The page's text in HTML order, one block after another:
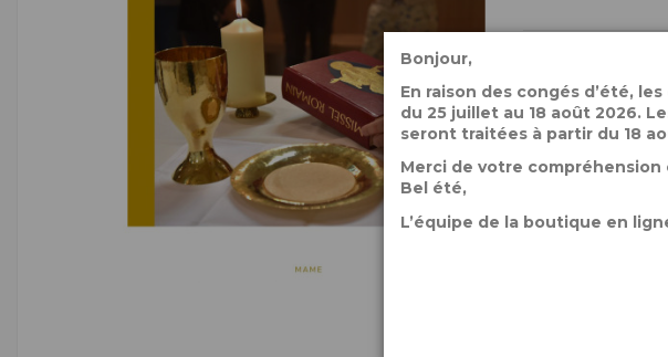
Description
La liturgie de
une culture et à
fidèles à la
Si dans sa
d’organiser la
pourquoi cet
Pour ce faire, les
Bonjour,
En raison des congés d’été,
du 25 juillet au 18 août 2026.
seront traitées à partir du 18
Merci de votre
Bel été,
L’équipe de la boutique en